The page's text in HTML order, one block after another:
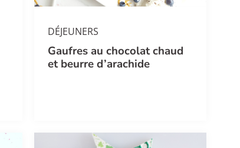
DÉJEUNERS
Gaufres au chocolat chaud
et beurre d’arachide